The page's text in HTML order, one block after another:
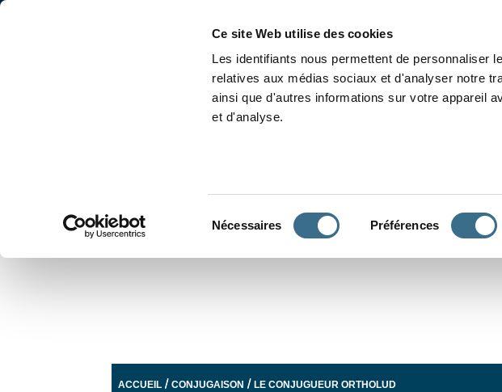
Ce site Web utilise des cookies
Les identifiants nous permettent de personnaliser
relatives aux médias sociaux et d'analyser notre
ainsi que d'autres informations sur votre appareil
et d'analyse.
Nécessaires Préférences
ACCUEIL /CONJUGAISON /LE CONJUGUEUR ORTHOLUD